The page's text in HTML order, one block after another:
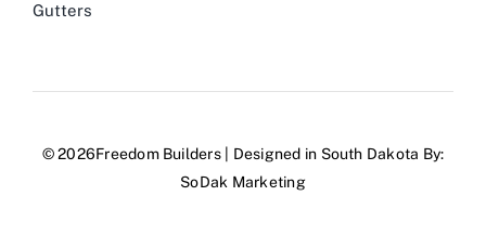
Gutters
© 2026Freedom Builders | Designed in South Dakota By:
SoDak Marketing